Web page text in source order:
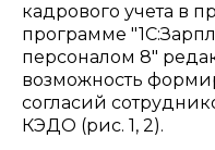
кадрового учета в
программе
персоналом 8"
возможность
согласий
КЭДО (рис. 1, 2).